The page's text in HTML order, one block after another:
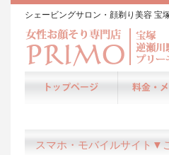
シェービングサロン・顔剃り美容 宝
スマホ・モバイルサイト▼